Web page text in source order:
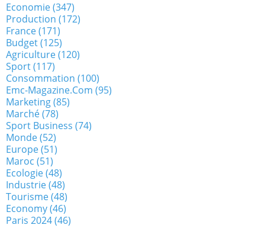
Economie(347)
Production (172)
France(171)
Budget(125)
Agriculture(120)
Sport(117)
Consommation (100)
Emc-Magazine.com (95)
Marketing(85)
Marché(78)
Sport Business (74)
Monde(52)
Europe(51)
Maroc (51)
Ecologie(48)
Industrie(48)
Tourisme(48)
Economy(46)
Paris 2024(46)